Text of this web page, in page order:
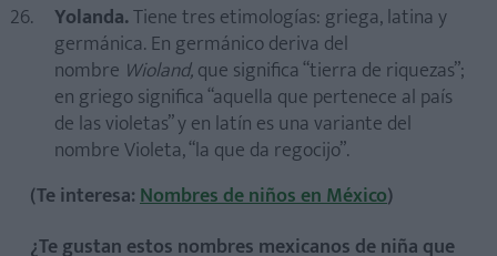
Yolanda.Tiene tres etimologías: griega, latina y
germánica. En germánico deriva del
nombre Wioland,que significa “tierra de riquezas”;
en griego significa “aquella que pertenece al país
de las violetas” y en latín es una variante del
nombre Violeta, “la que da regocijo”.
(Te interesa:Nombres de niños en México)
¿Te gustan estos nombres mexicanos de niña que